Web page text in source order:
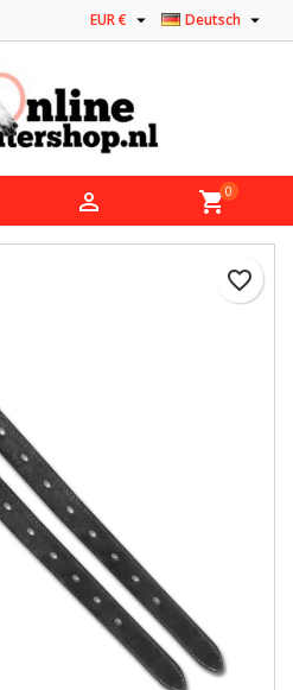
Deutsch 
EUR € 
 shopping_cart0
favorite_border